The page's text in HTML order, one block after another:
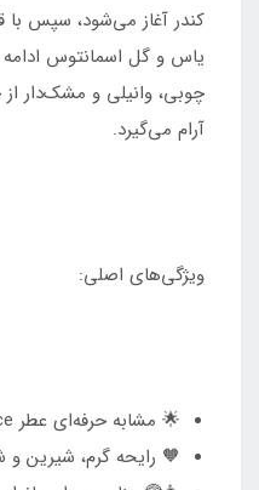
کندر آغاز می‌شود، سپس با
یاس و گل اسمانتوس ادامه
چوبی، وانیلی و مشک‌دار
آرام می‌گیرد.
ویژگی‌های اصلی:
🌟 مشابه حرفه‌ای عطر Amouage Guidance
🧡 رایحه گرم، شیرین و